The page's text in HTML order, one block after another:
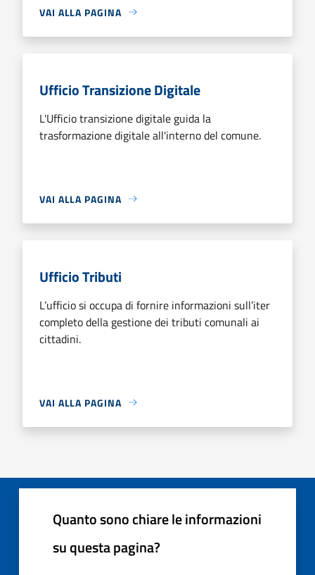
VAI ALLA PAGINA
Ufficio Transizione Digitale
L'Ufficio transizione digitale guida la
trasformazione digitale all'interno del comune.
VAI ALLA PAGINA
Ufficio Tributi
L’ufficio si occupa di fornire informazioni sull’iter
completo della gestione dei tributi comunali ai
cittadini.
VAI ALLA PAGINA
Quanto sono chiare le informazioni
su questa pagina?